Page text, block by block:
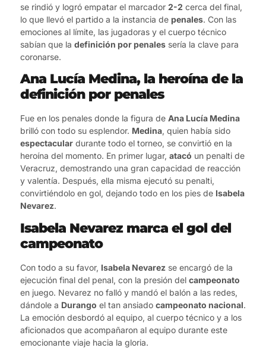
se rindió y logró empatar el marcador 2-2 cerca del final,
lo que llevó el partido a la instancia de penales. Con las
emociones al límite, las jugadoras y el cuerpo técnico
sabían que la definición por penales sería la clave para
coronarse.
Ana Lucía Medina, la heroína de la
definición por penales
Fue en los penales donde la figura de Ana Lucía Medina
brilló con todo su esplendor. Medina, quien había sido
espectacular durante todo el torneo, se convirtió en la
heroína del momento. En primer lugar, atacó un penalti de
Veracruz, demostrando una gran capacidad de reacción
y valentía. Después, ella misma ejecutó su penalti,
convirtiéndolo en gol, dejando todo en los pies de Isabela
Nevarez.
Isabela Nevarez marca el gol del
campeonato
Con todo a su favor, Isabela Nevarez se encargó de la
ejecución final del penal, con la presión del campeonato
en juego. Nevarez no falló y mandó el balón a las redes,
dándole a Durango el tan ansiado campeonato nacional.
La emoción desbordó al equipo, al cuerpo técnico y a los
aficionados que acompañaron al equipo durante este
emocionante viaje hacia la gloria.